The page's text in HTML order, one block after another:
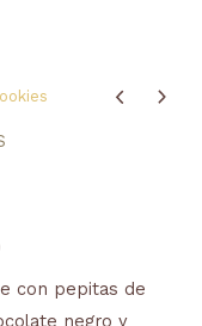
con pepitas de